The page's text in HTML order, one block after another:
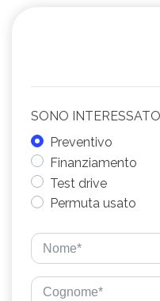
SONO
Preventivo
Finanziamento
Test drive
Permuta usato